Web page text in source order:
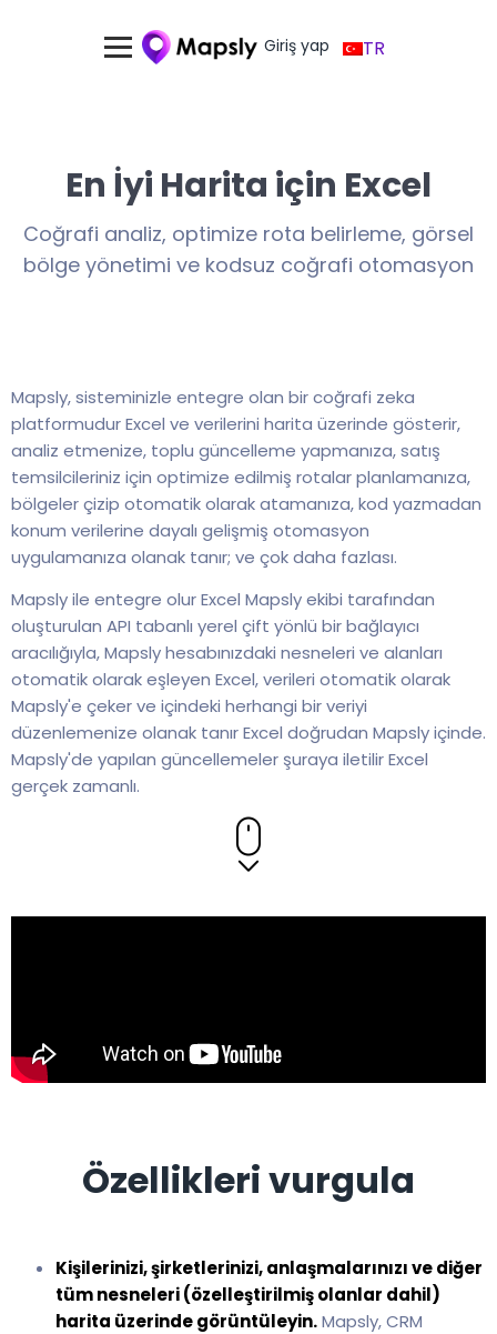
Giriş yap TR
En İyi Harita için Excel
Coğrafi analiz, optimize rota belirleme, görsel
bölge yönetimi ve kodsuz coğrafi otomasyon
Mapsly, sisteminizle entegre olan bir coğrafi zeka
platformudur Excel ve verilerini harita üzerinde gösterir,
analiz etmenize, toplu güncelleme yapmanıza, satış
temsilcileriniz için optimize edilmiş rotalar planlamanıza,
bölgeler çizip otomatik olarak atamanıza, kod yazmadan
konum verilerine dayalı gelişmiş otomasyon
uygulamanıza olanak tanır; ve çok daha fazlası.
Mapsly ile entegre olur Excel Mapsly ekibi tarafından
oluşturulan API tabanlı yerel çift yönlü bir bağlayıcı
aracılığıyla, Mapsly hesabınızdaki nesneleri ve alanları
otomatik olarak eşleyen Excel, verileri otomatik olarak
Mapsly'e çeker ve içindeki herhangi bir veriyi
düzenlemenize olanak tanır Excel doğrudan Mapsly içinde.
Mapsly'de yapılan güncellemeler şuraya iletilir Excel
gerçek zamanlı.
Özellikleri vurgula
Kişilerinizi, şirketlerinizi, anlaşmalarınızı ve diğer
tüm nesneleri (özelleştirilmiş olanlar dahil)
harita üzerinde görüntüleyin.Mapsly, CRM